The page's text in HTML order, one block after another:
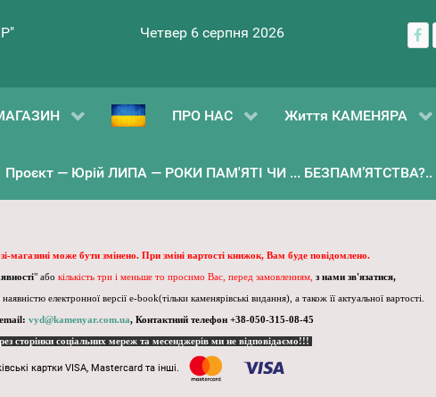
Четвер 6 серпня 2026
ПРО НАС Життя КАМЕНЯРА
Проєкт — Юрій ЛИПА — РОКИ ПАМ'ЯТІ ЧИ ... БЕЗПАМ’ЯТСТВА?..
магазині може бути змінено. При зміні вартості книжок, Вам буде повідомлено.
" або кількість три і меньше то просимо Вас, перед замовленням, з нами зв'язатися,
електронної версії e-book(тільки каменярівські видання), а також її актуальної вартості.
vyd@kamenyar.com.ua, Контактний телефон +38-050-315-08-45
сторінки соціальних мереж та месенджерів ми не відповідаємо!!!
картки VISA, Mastercard та інші.